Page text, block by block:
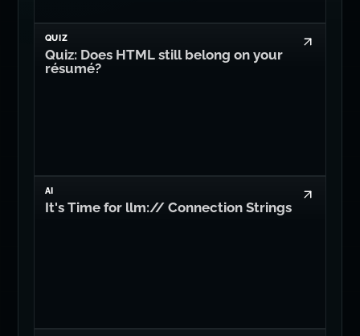
QUIZ
Quiz: Does HTML still belong on your
résumé?
AI
It's Time for llm:// Connection Strings